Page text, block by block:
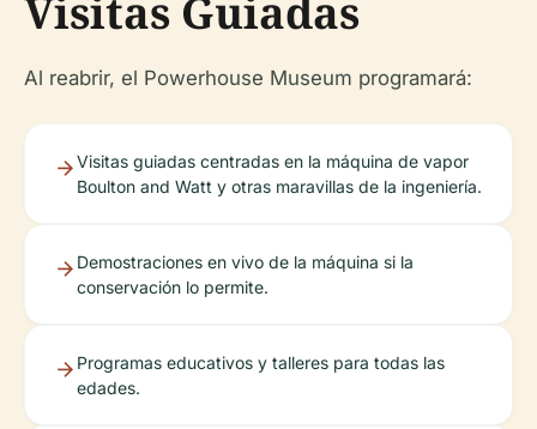
Visitas Guiadas
Al reabrir, el Powerhouse Museum programará:
Visitas guiadas centradas en la máquina de vapor
Boulton and Watt y otras maravillas de la ingeniería.
Demostraciones en vivo de la máquina si la
conservación lo permite.
Programas educativos y talleres para todas las
edades.